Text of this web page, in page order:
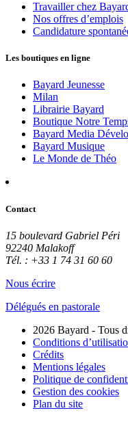
Travailler chez
Nos offres d’emplois
Candidature
Les boutiques en ligne
Bayard Jeunesse
Milan
Librairie Bayard
Boutique Notre
Bayard Media
Bayard Musique
Le Monde de Théo
Contact
15 boulevard Gabriel Péri
92240 Malakoff
Tél. : +33 1 74 31 60 60
Nous écrire
Délégués en pastorale
2026 Bayard - Tous
Conditions
Crédits
Mentions légales
Politique de
Gestion des cookies
Plan du site